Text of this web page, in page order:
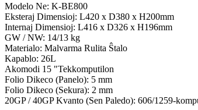
Modelo Ne: K-BE800
Eksteraj Dimensioj: L420 x D380 x H200mm
Internaj Dimensioj: L416 x D326 x H196mm
GW / NW: 14/13 kg
Materialo: Malvarma Rulita Ŝtalo
Kapablo: 26L
Akomodi 15 "Tekkomputilon
Folio Dikeco (Panelo): 5 mm
Folio Dikeco (Sekura): 2 mm
20GP / 40GP Kvanto (Sen Paledo): 606/1259-